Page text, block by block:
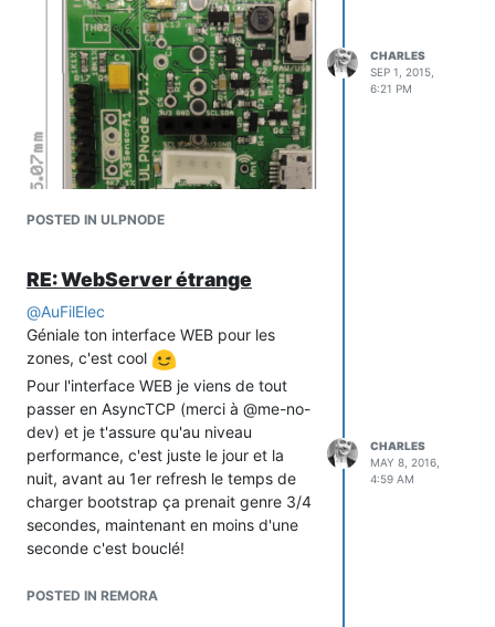
Enclosure reference and datasheet
http://evatron.com/enclosures/sensor-
cases/pp42m/
POSTED IN ULPNODE
CHARLES
SEP 1, 2015,
6:21 PM
RE: WebServer étrange
@AuFilElec
Géniale ton interface WEB pour les
zones, c'est cool
Pour l'interface WEB je viens de tout
passer en AsyncTCP (merci à @me-no-
dev) et je t'assure qu'au niveau
performance, c'est juste le jour et la
nuit, avant au 1er refresh le temps de
charger bootstrap ça prenait genre 3/4
secondes, maintenant en moins d'une
seconde c'est bouclé!
j'ai ajouté une console série WEB pour
POSTED IN REMORA
CHARLES
MAY 8, 2016,
4:59 AM